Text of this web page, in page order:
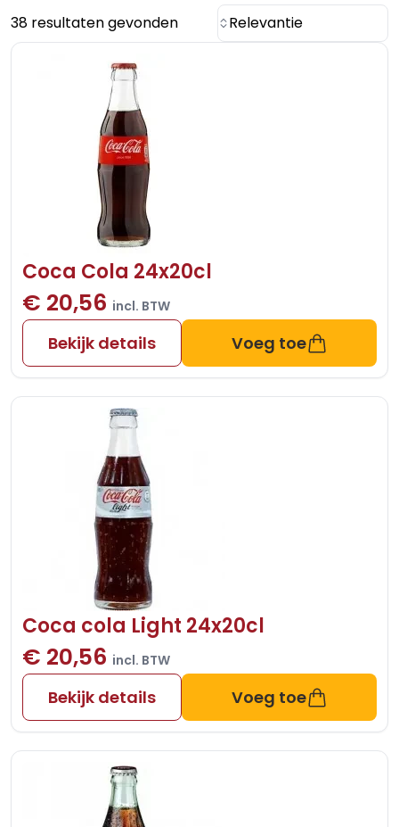
38 resultaten gevonden Relevantie
Coca Cola 24x20cl
€ 20,56 incl. BTW
Bekijk details Voeg toe
Coca cola Light 24x20cl
€ 20,56 incl. BTW
Bekijk details Voeg toe